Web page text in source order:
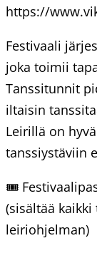
https://
Festivaali
joka toimii
Tanssitunnit
iltaisin
Leirillä on
tanssiystäviin
🎟️
(sisältää
leiriohjelman)